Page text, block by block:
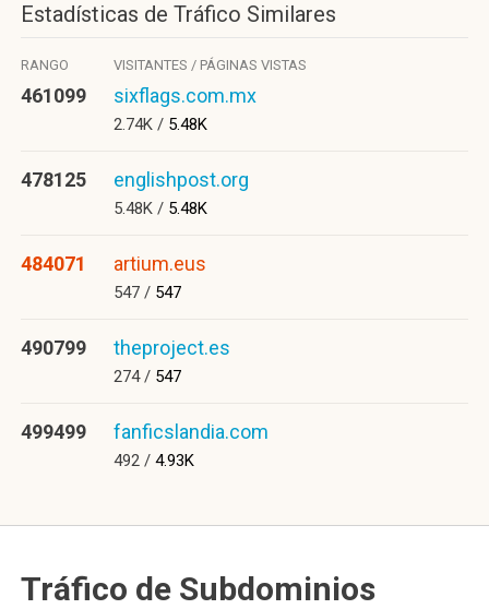
Estadísticas de Tráfico Similares
RANGO VISITANTES / PÁGINAS VISTAS
461099 sixflags.com.mx
2.74K / 5.48K
478125 englishpost.org
5.48K / 5.48K
484071 artium.eus
547 / 547
490799 theproject.es
274 / 547
499499 fanficslandia.com
492 / 4.93K
Tráfico de Subdominios